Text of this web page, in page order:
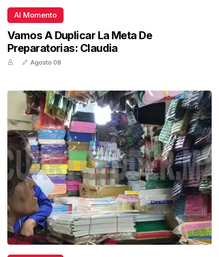
Al Momento
Vamos A Duplicar La Meta De
Preparatorias: Claudia
Agosto 08